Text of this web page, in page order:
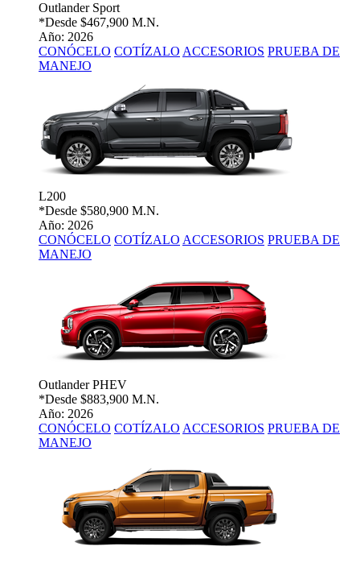
Outlander Sport
*Desde $467,900 M.N.
Año: 2026
CONÓCELO COTÍZALO ACCESORIOS PRUEBA DE
MANEJO
L200
*Desde $580,900 M.N.
Año: 2026
CONÓCELO COTÍZALO ACCESORIOS PRUEBA DE
MANEJO
Outlander PHEV
*Desde $883,900 M.N.
Año: 2026
CONÓCELO COTÍZALO ACCESORIOS PRUEBA DE
MANEJO